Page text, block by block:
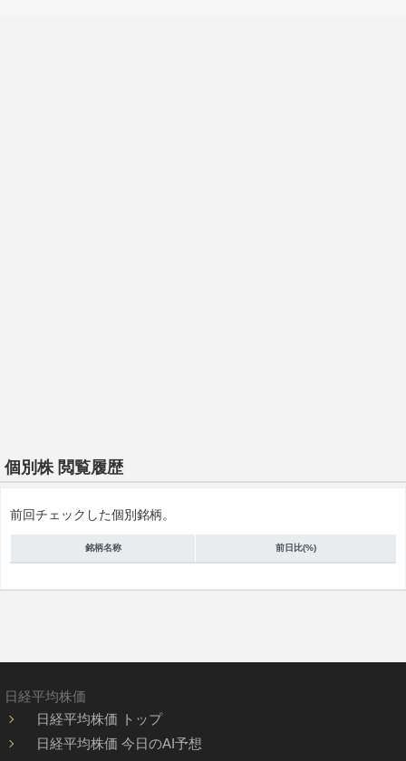
個別株 閲覧履歴
前回チェックした個別銘柄。
銘柄名称 前日比(%)
日経平均株価
日経平均株価 トップ
日経平均株価 今日のAI予想